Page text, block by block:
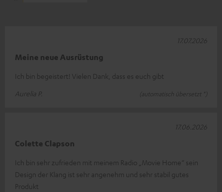
Meine neue Ausrüstung
Ich bin begeistert! Vielen Dank, dass es euch gibt
Aurelia P.
(automatisch übersetzt *)
17.07.2026
Colette Clapson
Ich bin sehr zufrieden mit meinem Radio „Movie Home“ sein
Design der Klang ist sehr angenehm und sehr stabil gutes
Produkt
17.06.2026